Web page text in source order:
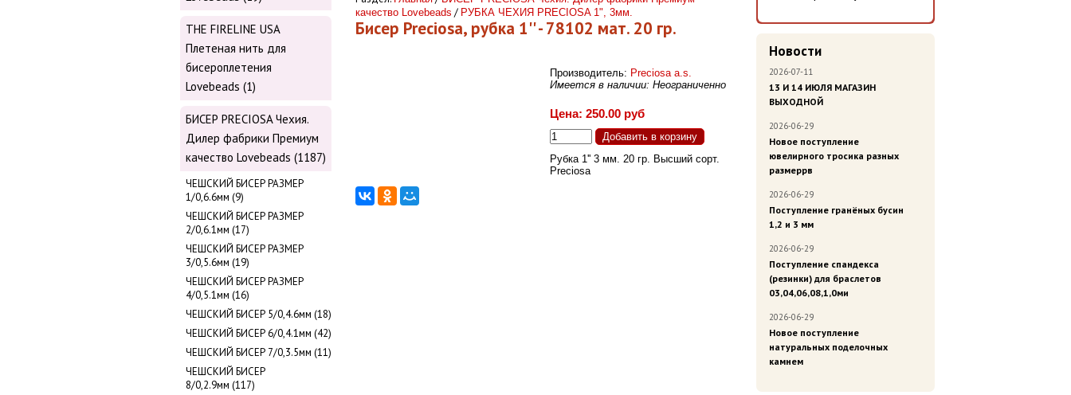
Новости
2026-07-11
13 И 14 ИЮЛЯ МАГАЗИН
ВЫХОДНОЙ
2026-06-29
Новое поступление
ювелирного тросика разных
размеррв
2026-06-29
Поступление гранёных бусин
1,2 и 3 мм
2026-06-29
Поступление спандекса
(резинки) для браслетов
03,04,06,08,1,0ми
2026-06-29
Новое поступление
натуральных поделочных
камнем
THE FIRELINE USA
Плетеная нить для
бисероплетения
Lovebeads (1)
БИСЕР PRECIOSA Чехия.
Дилер фабрики Премиум
качество Lovebeads (1187)
ЧЕШСКИЙ БИСЕР РАЗМЕР
1/0,6.6мм (9)
ЧЕШСКИЙ БИСЕР РАЗМЕР
2/0,6.1мм (17)
ЧЕШСКИЙ БИСЕР РАЗМЕР
3/0,5.6мм (19)
ЧЕШСКИЙ БИСЕР РАЗМЕР
4/0,5.1мм (16)
ЧЕШСКИЙ БИСЕР 5/0,4.6мм (18)
ЧЕШСКИЙ БИСЕР 6/0,4.1мм (42)
ЧЕШСКИЙ БИСЕР 7/0,3.5мм (11)
ЧЕШСКИЙ БИСЕР
8/0,2.9мм (117)
качество Lovebeads / РУБКА ЧЕХИЯ PRECIOSA 1", 3мм.
Бисер Preciosa, рубка 1'' - 78102 мат. 20 гр.
Производитель: Preciosa a.s.
Имеется в наличии: Неограниченно
Цена: 250.00 руб
Рубка 1'' 3 мм. 20 гр. Высший сорт.
Preciosa